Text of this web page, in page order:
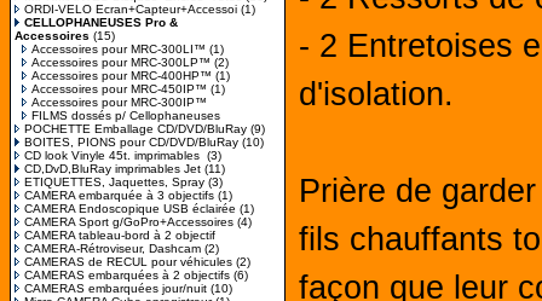
ORDI-VELO Ecran+Capteur+Accessoi (1)
CELLOPHANEUSES Pro &
Accessoires (15)
Accessoires pour MRC-300LI™ (1)
Accessoires pour MRC-300LP™ (2)
Accessoires pour MRC-400HP™ (1)
Accessoires pour MRC-450IP™ (1)
Accessoires pour MRC-300IP™
FILMS dossés p/ Cellophaneuses
POCHETTE Emballage CD/DVD/BluRay (9)
BOITES, PIONS pour CD/DVD/BluRay (10)
CD look Vinyle 45t. imprimables (3)
CD,DvD,BluRay imprimables Jet (11)
ETIQUETTES, Jaquettes, Spray (3)
CAMERA embarquée à 3 objectifs (1)
CAMERA Endoscopique USB éclairée (1)
CAMERA Sport g/GoPro+Accessoires (4)
CAMERA tableau-bord à 2 objectif
CAMERA-Rétroviseur, Dashcam (2)
CAMERAS de RECUL pour véhicules (2)
CAMERAS embarquées à 2 objectifs (6)
CAMERAS embarquées jour/nuit (10)
- 2 Entretoises
d'isolation.
Prière de
fils chauffants
façon que leur